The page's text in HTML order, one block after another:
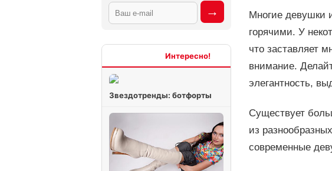
Звездотренды: ботфорты
Многие девушки
горячими. У
что заставляет
внимание.
элегантность,
Существует
из
современные